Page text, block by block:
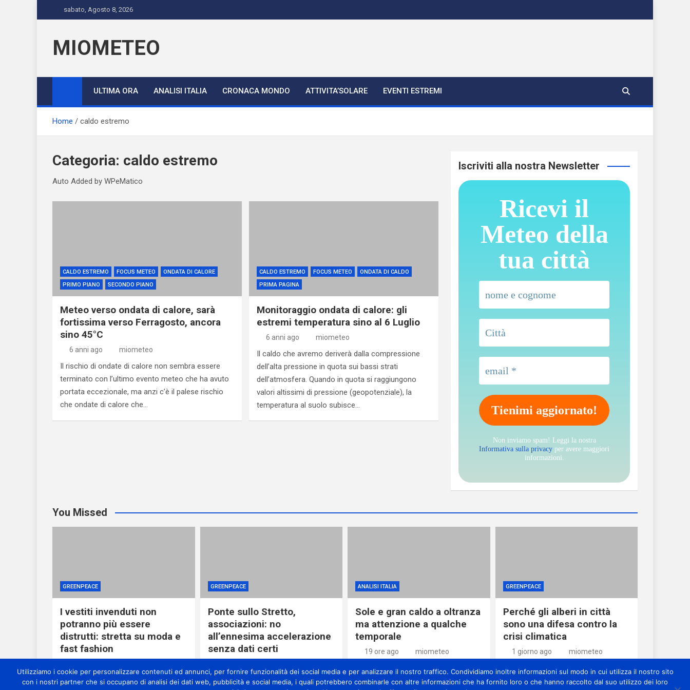
to
sabato, Agosto 8, 2026
MIOMETEO
ULTIMA ORA ANALISI ITALIA CRONACA MONDO ATTIVITA’SOLARE EVENTI ESTREMI
Home caldo estremo
Categoria: caldo estremo
Auto Added by WPeMatico
CALDO ESTREMO FOCUS METEO
ONDATA DI CALORE
PRIMO PIANO
SECONDO PIANO
Meteo verso ondata di calore, sarà
fortissima verso Ferragosto, ancora
sino 45°C
6 anni ago miometeo
Il rischio di ondate di calore non sembra essere
terminato con l’ultimo evento meteo che ha avuto
portata eccezionale, ma anzi c’è il palese rischio
che ondate di calore che…
CALDO ESTREMO FOCUS METEO
ONDATA DI CALDO
PRIMA PAGINA
Monitoraggio ondata di calore: gli
estremi temperatura sino al 6 Luglio
6 anni ago miometeo
Il caldo che avremo deriverà dalla compressione
dell’alta pressione in quota sui bassi strati
dell’atmosfera. Quando in quota si raggiungono
valori altissimi di pressione (geopotenziale), la
temperatura al suolo subisce…
Iscriviti alla nostra Newsletter
Ricevi il
Meteo della
tua città
Non inviamo spam! Leggi la nostra
Informativa sulla privacy per avere maggiori
informazioni.
You Missed
GREENPEACE
I vestiti invenduti non
potranno più essere
distrutti: stretta su moda e
fast fashion
GREENPEACE
Ponte sullo Stretto,
associazioni: no
all’ennesima accelerazione
senza dati certi
ANALISI ITALIA
Sole e gran caldo a oltranza
ma attenzione a qualche
temporale
19 ore ago miometeo
GREENPEACE
Perché gli alberi in città
sono una difesa contro la
crisi climatica
1 giorno ago miometeo
Utilizziamo i cookie per personalizzare contenuti ed annunci, per fornire funzionalità dei social media e per analizzare il nostro traffico. Condividiamo inoltre informazioni sul modo in cui utilizza il nostro sito
con i nostri partner che si occupano di analisi dei dati web, pubblicità e social media, i quali potrebbero combinarle con altre informazioni che ha fornito loro o che hanno raccolto dal suo utilizzo dei loro